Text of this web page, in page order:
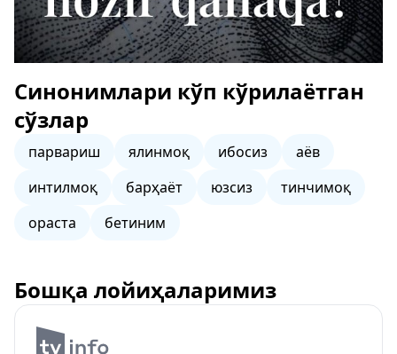
Синонимлари кўп кўрилаётган
сўзлар
парвариш ялинмоқ ибосиз
аёв
интилмоқ
барҳаёт юзсиз
тинчимоқ
ораста
бетиним
Бошқа лойиҳаларимиз